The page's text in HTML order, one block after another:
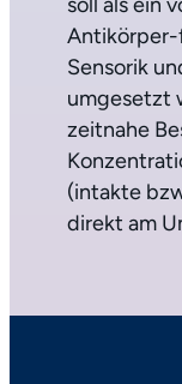
Antikörper-
Sensorik
umgesetzt
zeitnahe
(intakte
direkt am